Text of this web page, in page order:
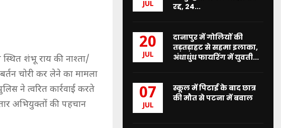
स्थित शंभू राय की नाश्ता/
बर्तन चोरी कर लेने का मामला
ने त्वरित कार्रवाई करते
अभियुक्तों की पहचान
JUL
रद्द, 24...
20
JUL
दानापुर में गोलियों की
तड़तड़ाहट से सहमा इलाका,
अंधाधुंध फायरिंग में युवती...
07
JUL
स्कूल में पिटाई के बाद छात्र
की मौत से पटना में बवाल